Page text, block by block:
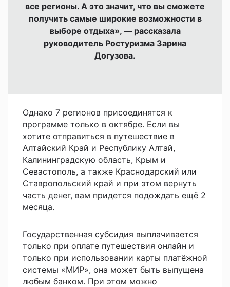
все регионы. А это значит, что вы сможете
получить самые широкие возможности в
выборе отдыха», — рассказала
руководитель Ростуризма Зарина
Догузова.
Однако 7 регионов присоединятся к
программе только в октябре. Если вы
хотите отправиться в путешествие в
Алтайский Край и Республику Алтай,
Калининградскую область, Крым и
Севастополь, а также Краснодарский или
Ставропольский край и при этом вернуть
часть денег, вам придется подождать ещё 2
месяца.
Государственная субсидия выплачивается
только при оплате путешествия онлайн и
только при использовании карты платёжной
системы «МИР», она может быть выпущена
любым банком. При этом можно